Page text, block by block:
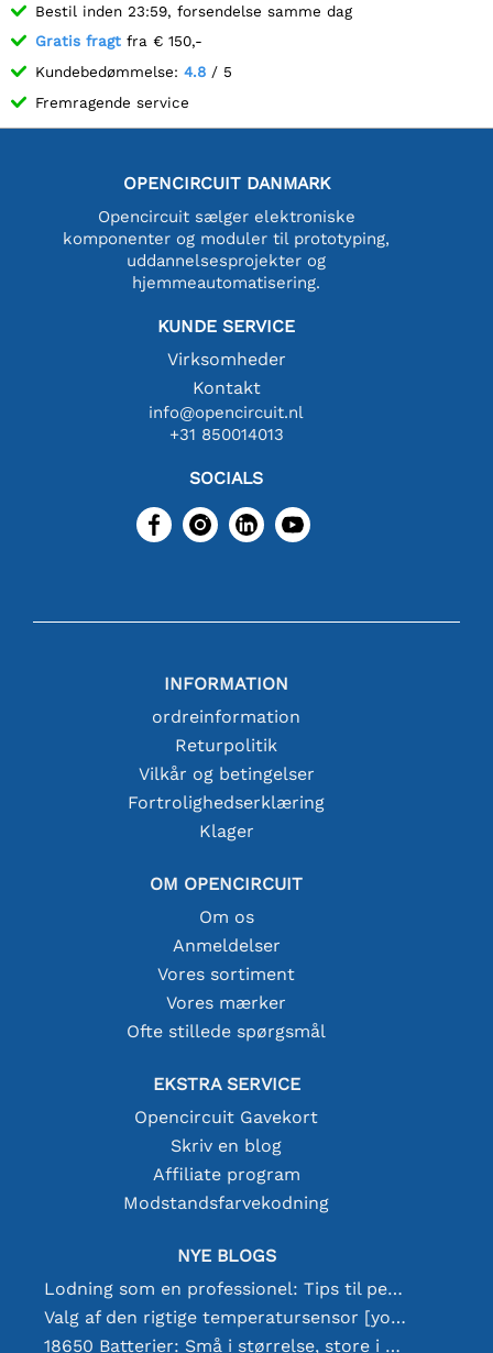
Bestil inden 23:59, forsendelse samme dag
Gratis fragt fra € 150,-
Kundebedømmelse: 4.8 / 5
Fremragende service
OPENCIRCUIT DANMARK
Opencircuit sælger elektroniske
komponenter og moduler til prototyping,
uddannelsesprojekter og
hjemmeautomatisering.
KUNDE SERVICE
Virksomheder
Kontakt
info@opencircuit.nl
+31 850014013
SOCIALS
INFORMATION
ordreinformation
Returpolitik
Vilkår og betingelser
Fortrolighedserklæring
Klager
OM OPENCIRCUIT
Om os
Anmeldelser
Vores sortiment
Vores mærker
Ofte stillede spørgsmål
EKSTRA SERVICE
Opencircuit Gavekort
Skriv en blog
Affiliate program
Modstandsfarvekodning
NYE BLOGS
Lodning som en professionel: Tips til perfekte elektroniske forbindelser
Valg af den rigtige temperatursensor [youtube]
18650 Batterier: Små i størrelse, store i ydeevne